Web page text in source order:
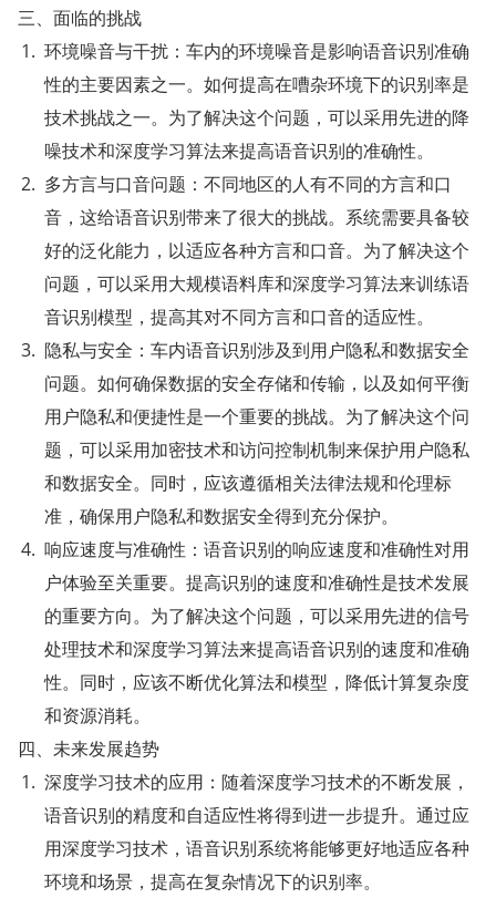
三、面临的挑战
环境噪音与干扰：车内的环境噪音是影响语音识别准确
性的主要因素之一。如何提高在嘈杂环境下的识别率是
技术挑战之一。为了解决这个问题，可以采用先进的降
噪技术和深度学习算法来提高语音识别的准确性。
多方言与口音问题：不同地区的人有不同的方言和口
音，这给语音识别带来了很大的挑战。系统需要具备较
好的泛化能力，以适应各种方言和口音。为了解决这个
问题，可以采用大规模语料库和深度学习算法来训练语
音识别模型，提高其对不同方言和口音的适应性。
隐私与安全：车内语音识别涉及到用户隐私和数据安全
问题。如何确保数据的安全存储和传输，以及如何平衡
用户隐私和便捷性是一个重要的挑战。为了解决这个问
题，可以采用加密技术和访问控制机制来保护用户隐私
和数据安全。同时，应该遵循相关法律法规和伦理标
准，确保用户隐私和数据安全得到充分保护。
响应速度与准确性：语音识别的响应速度和准确性对用
户体验至关重要。提高识别的速度和准确性是技术发展
的重要方向。为了解决这个问题，可以采用先进的信号
处理技术和深度学习算法来提高语音识别的速度和准确
性。同时，应该不断优化算法和模型，降低计算复杂度
和资源消耗。
四、未来发展趋势
深度学习技术的应用：随着深度学习技术的不断发展，
语音识别的精度和自适应性将得到进一步提升。通过应
用深度学习技术，语音识别系统将能够更好地适应各种
环境和场景，提高在复杂情况下的识别率。